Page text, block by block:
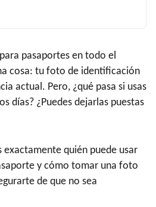
pasaportes en todo el
cosa: tu foto de identificación
actual. Pero, ¿qué pasa si usas
días? ¿Puedes dejarlas puestas
exactamente quién puede usar
y cómo tomar una foto
de que no sea